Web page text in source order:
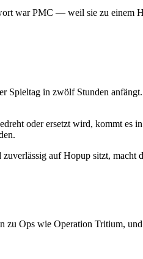
war PMC — weil sie zu einem
Spieltag in zwölf Stunden
oder ersetzt wird, kommt
auf Hopup sitzt, macht
Ops wie Operation Tritium,